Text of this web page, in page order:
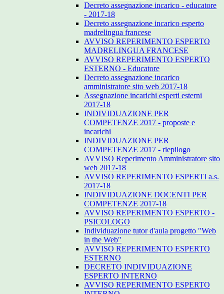
Decreto assegnazione incarico - educatore
- 2017-18
Decreto assegnazione incarico esperto
madrelingua francese
AVVISO REPERIMENTO ESPERTO
MADRELINGUA FRANCESE
AVVISO REPERIMENTO ESPERTO
ESTERNO - Educatore
Decreto assegnazione incarico
amministratore sito web 2017-18
Assegnazione incarichi esperti esterni
2017-18
INDIVIDUAZIONE PER
COMPETENZE 2017 - proposte e
incarichi
INDIVIDUAZIONE PER
COMPETENZE 2017 - riepilogo
AVVISO Reperimento Amministratore sito
web 2017-18
AVVISO REPERIMENTO ESPERTI a.s.
2017-18
INDIVIDUAZIONE DOCENTI PER
COMPETENZE 2017-18
AVVISO REPERIMENTO ESPERTO -
PSICOLOGO
Individuazione tutor d'aula progetto "Web
in the Web"
AVVISO REPERIMENTO ESPERTO
ESTERNO
DECRETO INDIVIDUAZIONE
ESPERTO INTERNO
AVVISO REPERIMENTO ESPERTO